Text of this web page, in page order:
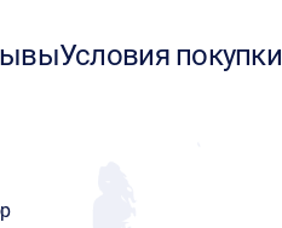
Условия покупки